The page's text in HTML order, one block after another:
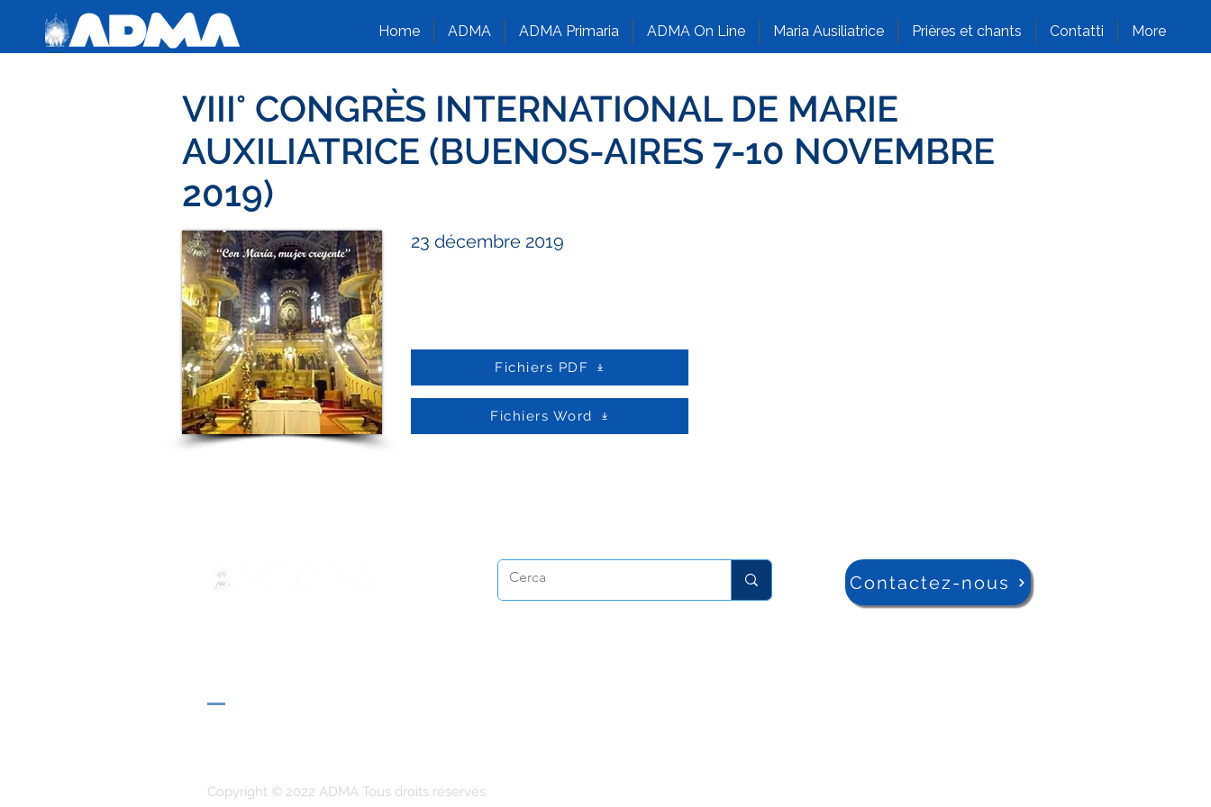
Home ADMA ADMA Primaria ADMA On Line Maria Ausiliatrice Prières et chants Contatti More
VIII° CONGRÈS INTERNATIONAL DE MARIE
AUXILIATRICE (BUENOS-AIRES 7-10 NOVEMBRE
2019)
23 décembre 2019
Fichiers PDF
Fichiers Word
Contactez-nous
Copyright © 2022 ADMA Tous droits réservés